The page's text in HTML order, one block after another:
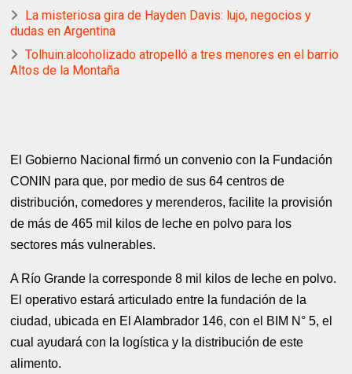
La misteriosa gira de Hayden Davis: lujo, negocios y
dudas en Argentina
Tolhuin:alcoholizado atropelló a tres menores en el barrio
Altos de la Montaña
El Gobierno Nacional firmó un convenio con la Fundación
CONIN para que, por medio de sus 64 centros de
distribución, comedores y merenderos, facilite la provisión
de más de 465 mil kilos de leche en polvo para los
sectores más vulnerables.
A Río Grande la corresponde 8 mil kilos de leche en polvo.
El operativo estará articulado entre la fundación de la
ciudad, ubicada en El Alambrador 146, con el BIM N° 5, el
cual ayudará con la logística y la distribución de este
alimento.